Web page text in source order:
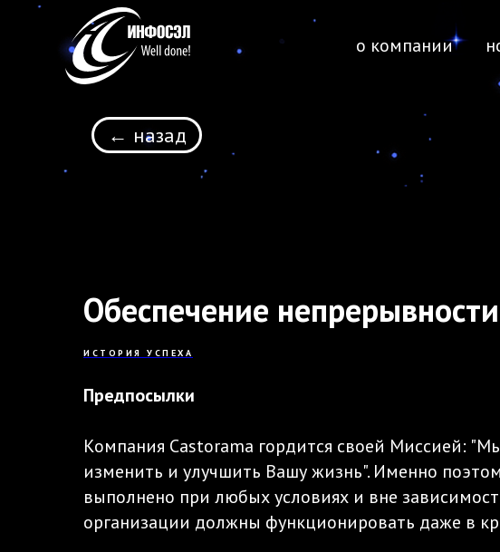
о компании
← назад
Обеспечение
ИСТОРИЯ УСПЕХА
Предпосылки
Компания Castorama гордится своей Миссией:
изменить и улучшить Вашу жизнь". Именно
выполнено при любых условиях и вне
организации должны функционировать даже в